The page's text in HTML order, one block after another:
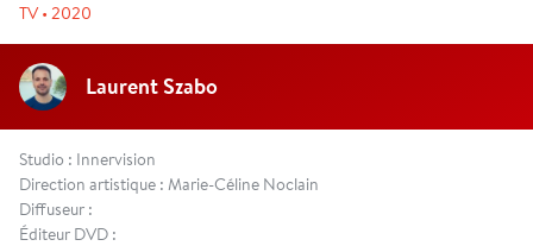
TV • 2020
Laurent Szabo
Studio : Innervision
Direction artistique : Marie-Céline Noclain
Diffuseur :
Éditeur DVD :